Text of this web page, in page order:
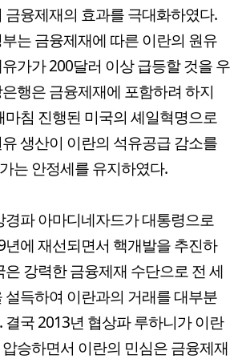
금융제재의 효과를 극대화하였다.
는 금융제재에 따른 이란의 원유
가가 200달러 이상 급등할 것을 우
행은 금융제재에 포함하려 하지
마침 진행된 미국의 셰일혁명으로
생산이 이란의 석유공급 감소를
는 안정세를 유지하였다.
경파 아마디네자드가 대통령으로
년에 재선되면서 핵개발을 추진하
강력한 금융제재 수단으로 전 세
설득하여 이란과의 거래를 대부분
결국 2013년 협상파 루하니가 이란
승하면서 이란의 민심은 금융제재